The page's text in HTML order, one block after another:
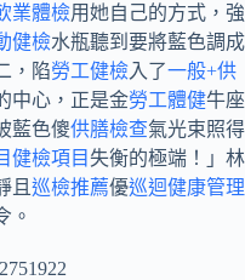
業體檢用她自己的方式，強
健檢水瓶聽到要將藍色調成
，陷勞工健檢入了一般+供
中心，正是金勞工體健牛座
藍色傻供膳檢查氣光束照得
健檢項目失衡的極端！」林
且 巡檢推薦優巡迴健康管理
。